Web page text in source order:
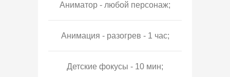
Аниматор - любой персонаж;
Анимация - разогрев - 1 час;
Детские фокусы - 10 мин;